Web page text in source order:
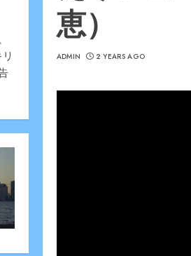
恵）
ADMIN 2 YEARS AGO